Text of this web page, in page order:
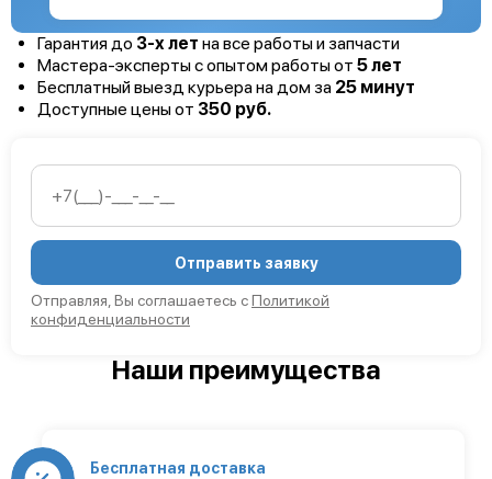
Гарантия до 3-х лет на все работы и запчасти
Мастера-эксперты с опытом работы от 5 лет
Бесплатный выезд курьера на дом за 25 минут
Доступные цены от 350 руб.
Отправить заявку
Отправляя, Вы соглашаетесь сПолитикой
конфиденциальности
Наши преимущества
Бесплатная доставка